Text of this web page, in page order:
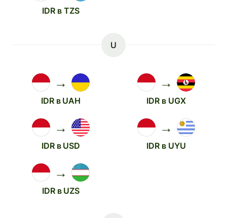
IDR в TZS
U
→
IDR в UAH
→
IDR в UGX
→
IDR в USD
→
IDR в UYU
→
IDR в UZS